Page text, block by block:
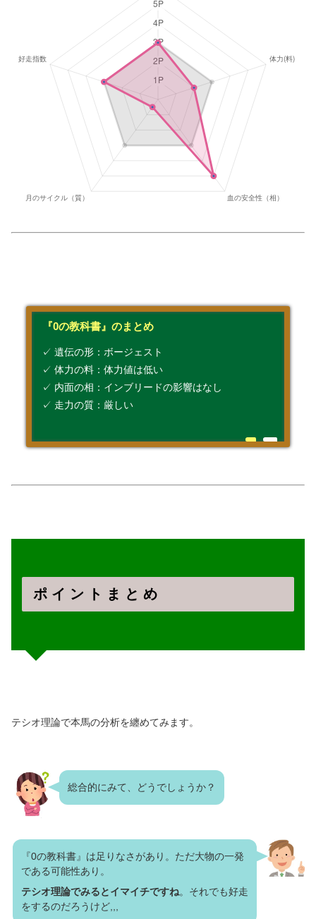
『0の教科書』のまとめ
✓ 遺伝の形：ボージェスト
✓ 体力の料：体力値は低い
✓ 内面の相：インブリードの影響はなし
✓ 走力の質：厳しい
ポ イ ン ト ま と め
テシオ理論で本馬の分析を纏めてみます。
総合的にみて、どうでしょうか？
『0の教科書』は足りなさがあり。ただ大物の一発
である可能性あり。
テシオ理論でみるとイマイチですね。それでも好走
をするのだろうけど,,,